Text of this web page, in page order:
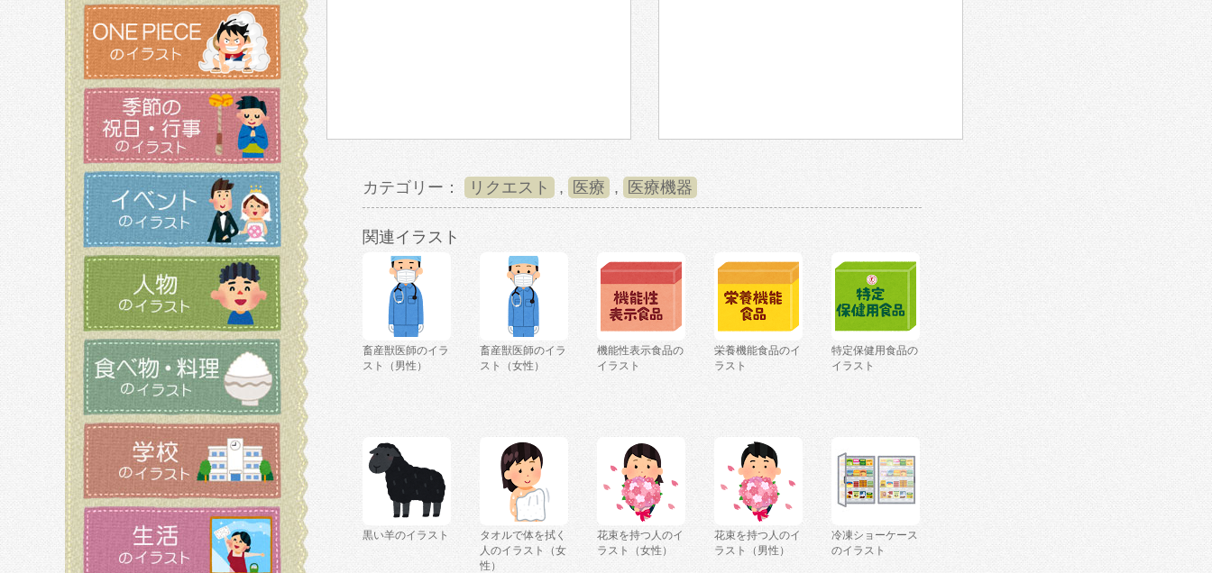
カテゴリー： リクエスト , 医療 , 医療機器
関連イラスト
畜産獣医師のイラ
スト（男性）
畜産獣医師のイラ
スト（女性）
機能性表示食品の
イラスト
栄養機能食品のイ
ラスト
特定保健用食品の
イラスト
黒い羊のイラスト
タオルで体を拭く
人のイラスト（女
性）
花束を持つ人のイ
ラスト（女性）
花束を持つ人のイ
ラスト（男性）
冷凍ショーケース
のイラスト